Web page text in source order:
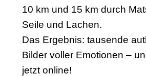
10 km und 15 km durch
Seile und Lachen.
Das Ergebnis: tausende
Bilder voller Emotionen –
jetzt online!